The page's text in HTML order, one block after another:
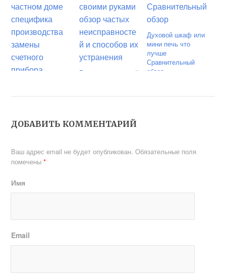
устранить их
электросчетчика в
специфика
производства
прибора
Ремонт стиральной
обзор частых
устранения
Духовой шкаф или
мини печь что
лучше
Сравнительный
обзор
ДОБАВИТЬ КОММЕНТАРИЙ
Ваш адрес email не будет опубликован. Обязательные поля
помечены*
Имя
Email